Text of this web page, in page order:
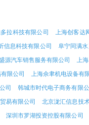
拉科技有限公司 上海创客达
信息科技有限公司 阜宁同满
源汽车销售服务有限公司 上
限公司 上海佘聿机电设备有
司 韩城市时代电子商务有限
易有限公司 北京泷汇信息技
深圳市罗湖投资控股有限公司